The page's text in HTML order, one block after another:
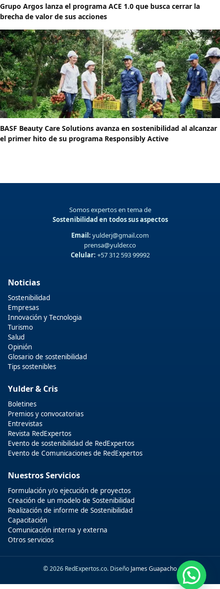
Grupo Argos lanza el programa ACE 1.0 que busca cerrar la
brecha de valor de sus acciones
BASF Beauty Care Solutions avanza en sostenibilidad al alcanzar
el primer hito de su programa Responsibly Active
Somos expertos en tema de
Sostenibilidad en todos sus aspectos
Email: yulderj@gmail.com
prensa@yulder.co
Celular: +57 312 593 99992
Noticias
Sostenibilidad
Empresas
Innovación y Tecnologia
Turismo
Salud
Opinión
Glosario de sostenibilidad
Tips sostenibles
Yulder & Cris
Boletines
Premios y convocatorias
Entrevistas
Revista RedExpertos
Evento de sostenibilidad de RedExpertos
Evento de Comunicaciones de RedExpertos
Nuestros Servicios
Formulación y/o ejecución de proyectos
Creación de un modelo de Sostenibilidad
Realización de informe de Sostenibilidad
Capacitación
Comunicación interna y externa
Otros servicios
© 2026 RedExpertos.co. Diseño James Guapacho